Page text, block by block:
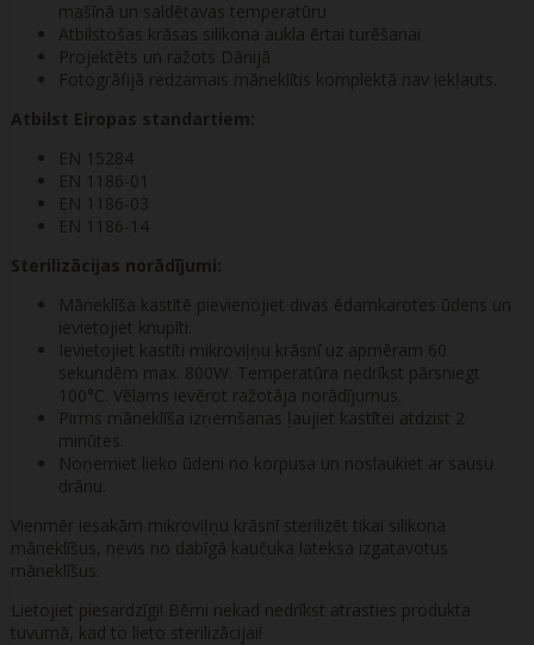
mašīnā un saldētavas temperatūru
Atbilstošas ​​krāsas silikona aukla ērtai turēšanai
Projektēts un ražots Dānijā
Fotogrāfijā redzamais māneklītis komplektā nav iekļauts.
Atbilst Eiropas standartiem:
EN 15284
EN 1186-01
EN 1186-03
EN 1186-14
Sterilizācijas norādījumi:
Māneklīša kastītē pievienojiet divas ēdamkarotes ūdens un
ievietojiet knupīti.
Ievietojiet kastīti mikroviļņu krāsnī uz apmēram 60
sekundēm max. 800W. Temperatūra nedrīkst pārsniegt
100°C. Vēlams ievērot ražotāja norādījumus.
Pirms māneklīša izņemšanas ļaujiet kastītei atdzist 2
minūtes.
Noņemiet lieko ūdeni no korpusa un noslaukiet ar sausu
drānu.
Vienmēr iesakām mikroviļņu krāsnī sterilizēt tikai silikona
māneklīšus, nevis no dabīgā kaučuka lateksa izgatavotus
māneklīšus.
Lietojiet piesardzīgi! Bērni nekad nedrīkst atrasties produkta
tuvumā, kad to lieto sterilizācijai!